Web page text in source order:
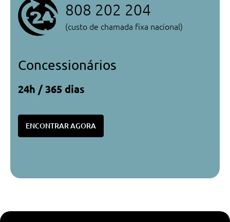
808 202 204
(custo de chamada fixa nacional)
Concessionários
24h / 365 dias
ENCONTRAR AGORA